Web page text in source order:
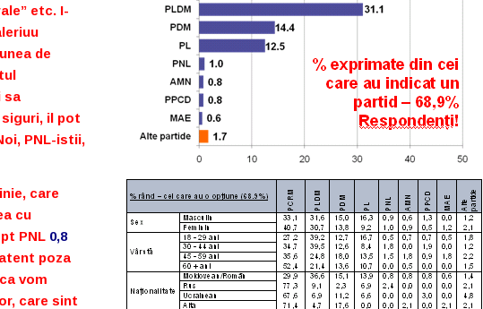
etc. I-
de
sa
il pot
PNL-istii,
care
cu
PNL 0,8
poza
vom
care sint